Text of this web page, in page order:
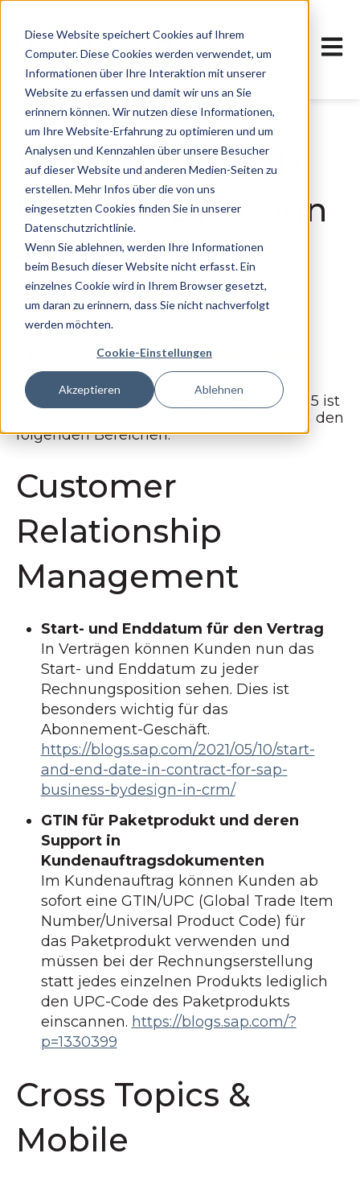
Diese Website speichert Cookies auf Ihrem
Computer. Diese Cookies werden verwendet, um
Informationen über Ihre Interaktion mit unserer
Website zu erfassen und damit wir uns an Sie
erinnern können. Wir nutzen diese Informationen,
um Ihre Website-Erfahrung zu optimieren und um
Analysen und Kennzahlen über unsere Besucher
auf dieser Website und anderen Medien-Seiten zu
erstellen. Mehr Infos über die von uns
eingesetzten Cookies finden Sie in unserer
Datenschutzrichtlinie.
Wenn Sie ablehnen, werden Ihre Informationen
beim Besuch dieser Website nicht erfasst. Ein
einzelnes Cookie wird in Ihrem Browser gesetzt,
um daran zu erinnern, dass Sie nicht nachverfolgt
werden möchten.
Cookie-Einstellungen
Akzeptieren Ablehnen
17. Juni 2021, 18:45:00 MESZ
Was ist neu? SAP
Business ByDesign
– Mai 2021
Bradler GmbH
Das SAP Business ByDesign
Release 21.05 ist
verfügbar und beinhaltet Neuerungen in den
folgenden Bereichen:
Customer
Relationship
Management
Start- und Enddatum für den Vertrag
In Verträgen können Kunden nun das
Start- und Enddatum zu jeder
Rechnungsposition sehen. Dies ist
besonders wichtig für das
Abonnement-Geschäft.
https://blogs.sap.com/2021/05/10/start-
and-end-date-in-contract-for-sap-
business-bydesign-in-crm/
GTIN für Paketprodukt und deren
Support in
Kundenauftragsdokumenten
Im Kundenauftrag können Kunden ab
sofort eine GTIN/UPC (Global Trade Item
Number/Universal Product Code) für
das Paketprodukt verwenden und
müssen bei der Rechnungserstellung
statt jedes einzelnen Produkts lediglich
den UPC-Code des Paketprodukts
einscannen. https://blogs.sap.com/?
p=1330399
Cross Topics &
Mobile